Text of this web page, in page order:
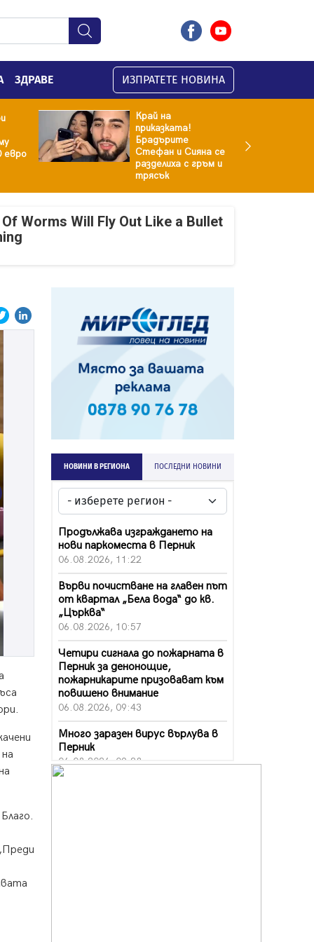
ЗДРАВЕ ИЗПРАТЕТЕ НОВИНА
евро
Край на
приказката!
Брадърите
Стефан и Сияна се
разделиха с гръм и
трясък
Worms Will Fly Out Like a Bullet
НОВИНИ В РЕГИОНА ПОСЛЕДНИ НОВИНИ
Продължава изграждането на
нови паркоместа в Перник
06.08.2026, 11:22
Върви почистване на главен път
от квартал „Бела вода“ до кв.
„Църква“
06.08.2026, 10:57
Четири сигнала до пожарната в
Перник за денонощие,
пожарникарите призовават към
повишено внимание
06.08.2026, 09:43
Много заразен вирус върлува в
Перник
06.08.2026, 09:28